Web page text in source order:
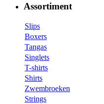
Assortiment
Slips
Boxers
Tangas
Singlets
T-shirts
Shirts
Zwembroeken
Strings